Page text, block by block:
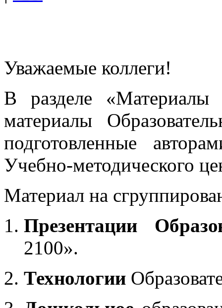
Уважаемые коллеги!
В разделе «Материалы
материалы
подготовленные
Учебно-методического
Материал на
Презентации
2100».
Технологии